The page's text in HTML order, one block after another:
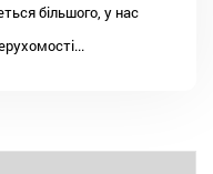
більшого, у нас